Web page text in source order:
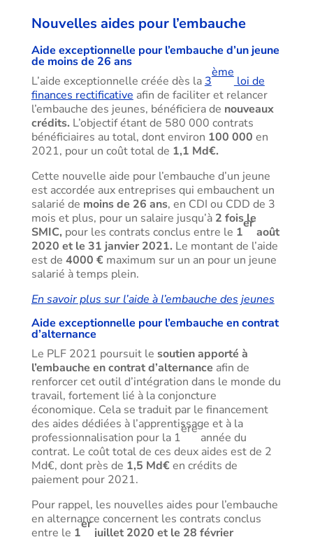
Nouvelles aides pour l’embauche
Aide exceptionnelle pour l’embauche d’un jeune
de moins de 26 ans
L’aide exceptionnelle créée dès la 3
ème
loi de
finances rectificative afin de faciliter et relancer
l’embauche des jeunes, bénéficiera de nouveaux
crédits. L’objectif étant de 580 000 contrats
bénéficiaires au total, dont environ 100 000 en
2021, pour un coût total de 1,1 Md€.
Cette nouvelle aide pour l’embauche d’un jeune
est accordée aux entreprises qui embauchent un
salarié de moins de 26 ans, en CDI ou CDD de 3
mois et plus, pour un salaire jusqu’à 2 fois le
SMIC, pour les contrats conclus entre le 1
er
août
2020 et le 31 janvier 2021. Le montant de l’aide
est de 4000 €maximum sur un an pour un jeune
salarié à temps plein.
En savoir plus sur l’aide à l’embauche des jeunes
Aide exceptionnelle pour l’embauche en contrat
d’alternance
Le PLF 2021 poursuit le soutien apporté à
l’embauche en contrat d’alternance afin de
renforcer cet outil d’intégration dans le monde du
travail, fortement lié à la conjoncture
économique. Cela se traduit par le financement
des aides dédiées à l’apprentissage et à la
professionnalisation pour la 1
ère
année du
contrat. Le coût total de ces deux aides est de 2
Md€, dont près de 1,5 Md€en crédits de
paiement pour 2021.
Pour rappel, les nouvelles aides pour l’embauche
en alternance concernent les contrats conclus
entre le 1
er
juillet 2020 et le 28 février